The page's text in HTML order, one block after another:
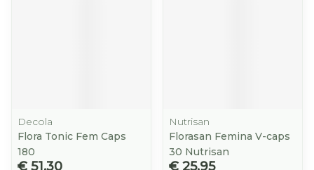
Decola
Flora Tonic Fem Caps
180
€ 51,30
Nutrisan
Florasan Femina V-caps
30 Nutrisan
€ 25,95